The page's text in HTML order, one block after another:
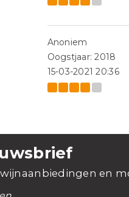
Anoniem
Oogstjaar: 2018
15-03-2021 20:36
en